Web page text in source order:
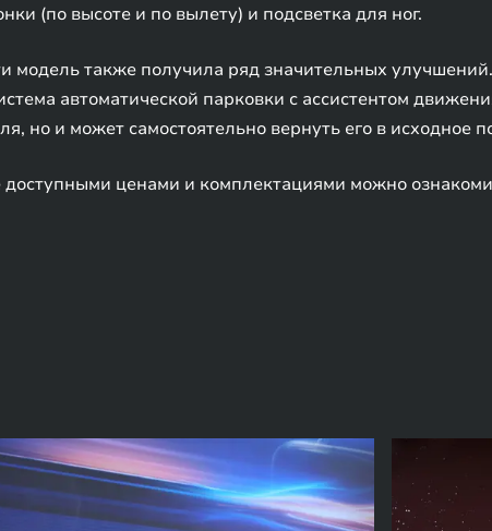
(по высоте и по вылету) и подсветка для ног.
модель также получила ряд значительных
автоматической парковки с ассистентом
но и может самостоятельно вернуть его в исходное
ценами и комплектациями можно